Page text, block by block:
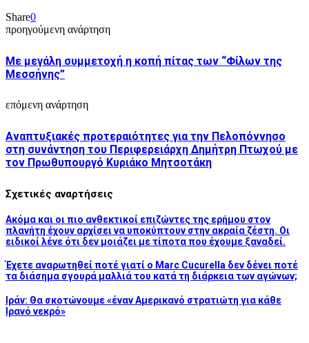
Share0
προηγούμενη ανάρτηση
Με μεγάλη συμμετοχή η κοπή πίτας των “Φίλων της
Μεσσήνης”
επόμενη ανάρτηση
Αναπτυξιακές προτεραιότητες για την Πελοπόννησο
στη συνάντηση του Περιφερειάρχη Δημήτρη Πτωχού με
τον Πρωθυπουργό Κυριάκο Μητσοτάκη
Σχετικές αναρτήσεις
Ακόμα και οι πιο ανθεκτικοί επιζώντες της ερήμου στον
πλανήτη έχουν αρχίσει να υποκύπτουν στην ακραία ζέστη. Οι
ειδικοί λένε ότι δεν μοιάζει με τίποτα που έχουμε ξαναδεί.
Έχετε αναρωτηθεί ποτέ γιατί ο Marc Cucurella δεν δένει ποτέ
τα διάσημα σγουρά μαλλιά του κατά τη διάρκεια των αγώνων;
Ιράν: Θα σκοτώνουμε «έναν Αμερικανό στρατιώτη για κάθε
Ιρανό νεκρό»